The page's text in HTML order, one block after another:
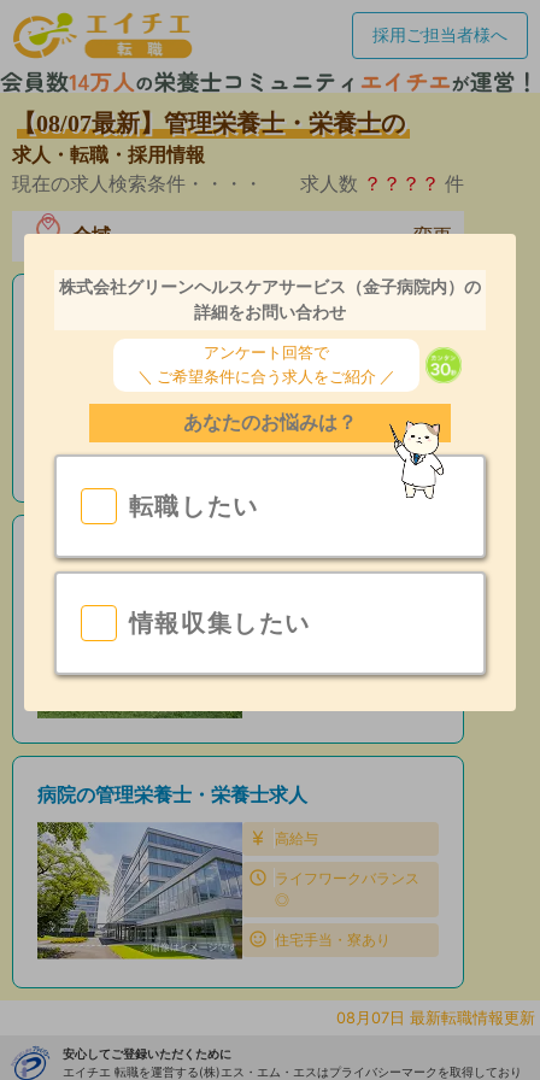
採用ご担当者様へ
【08/07最新】管理栄養士・栄養士の
求人・転職・採用情報
現在の求人検索条件・・・・
求人数 ？？？？ 件
全域 変更
老人ホームの栄養士求人
産休育休制度有
昇給あり
指導環境充実
保育園の管理栄養士・栄養士求人
昇給あり
日勤のみ
病院の管理栄養士・栄養士求人
高給与
ライフワークバランス
◎
住宅手当・寮あり
株式会社グリーンヘルスケアサービス（金子病院内）の
詳細をお問い合わせ
アンケート回答で
＼ ご希望条件に合う求人をご紹介 ／
あなたのお悩みは？
転職したい
情報収集したい
08月07日 最新転職情報更新
安心してご登録いただくために
エイチエ 転職を運営する(株)エス・エム・エスはプライバシーマークを取得しており